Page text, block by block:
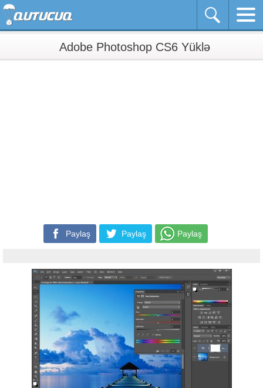
Adobe Photoshop CS6 Yüklə
Paylaş Paylaş Paylaş